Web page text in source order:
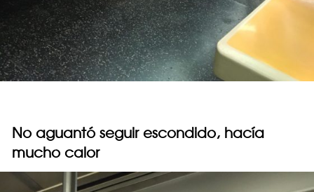
No aguantó seguir escondido, hacía
mucho calor